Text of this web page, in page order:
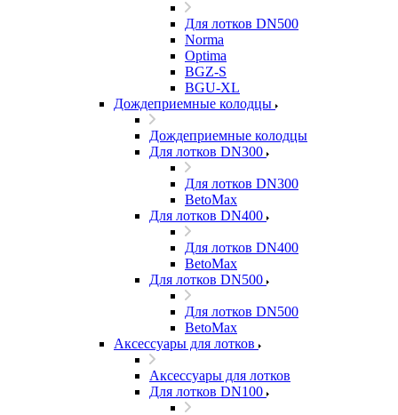
Для лотков DN500
Norma
Optima
BGZ-S
BGU-XL
Дождеприемные колодцы
Дождеприемные колодцы
Для лотков DN300
Для лотков DN300
BetoMax
Для лотков DN400
Для лотков DN400
BetoMax
Для лотков DN500
Для лотков DN500
BetoMax
Аксессуары для лотков
Аксессуары для лотков
Для лотков DN100